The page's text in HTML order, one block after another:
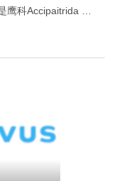
鹰科Accipaitrida …